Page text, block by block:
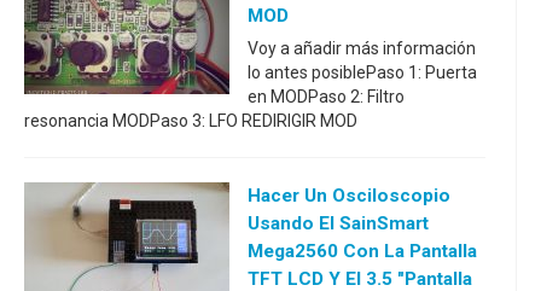
MOD
Voy a añadir más información
lo antes posiblePaso 1: Puerta
en MODPaso 2: Filtro
resonancia MODPaso 3: LFO REDIRIGIR MOD
Hacer Un Osciloscopio
Usando El SainSmart
Mega2560 Con La Pantalla
TFT LCD Y El 3.5 "pantalla